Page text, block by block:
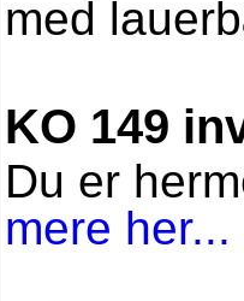
med
KO 149
Du er
mere her...